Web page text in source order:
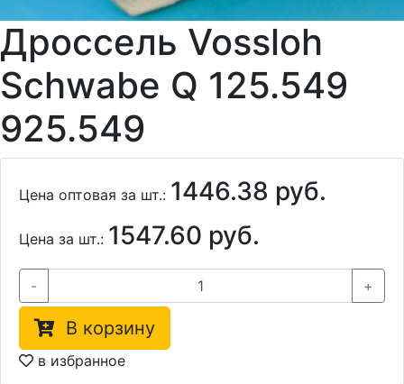
Дроссель Vossloh
Schwabe Q 125.549
925.549
Цена оптовая за шт.: 1446.38 руб.
Цена за шт.: 1547.60 руб.
- +
В корзину
в избранное